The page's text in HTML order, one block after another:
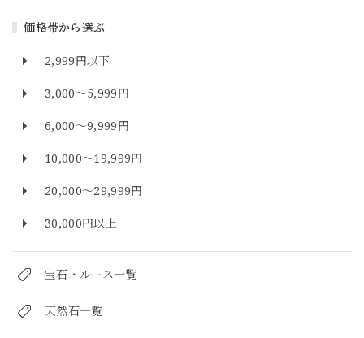
価格帯から選ぶ
2,999円以下
3,000～5,999円
6,000～9,999円
10,000～19,999円
20,000～29,999円
30,000円以上
宝石・ルース一覧
天然石一覧